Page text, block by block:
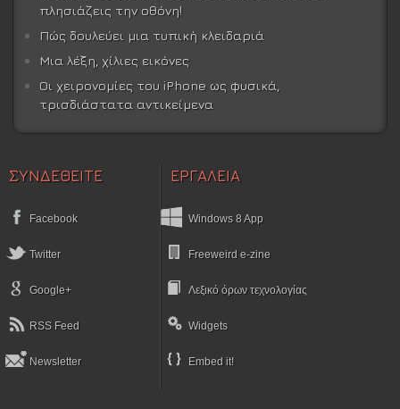
πλησιάζεις την οθόνη!
Πώς δουλεύει μια τυπική κλειδαριά
Μια λέξη, χίλιες εικόνες
Οι χειρονομίες του iPhone ως φυσικά,
τρισδιάστατα αντικείμενα
ΣΥΝΔΕΘΕΙΤΕ
Facebook
Twitter
Google+
RSS Feed
Newsletter
ΕΡΓΑΛΕΙΑ
Windows 8 App
Freeweird e-zine
Λεξικό όρων τεχνολογίας
Widgets
Embed it!